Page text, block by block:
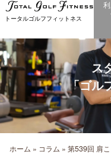
容
ス
キ
ッ
プ
トータルゴルフフィットネス
ス
「ゴル
ホーム » コラム » 第539回 肩